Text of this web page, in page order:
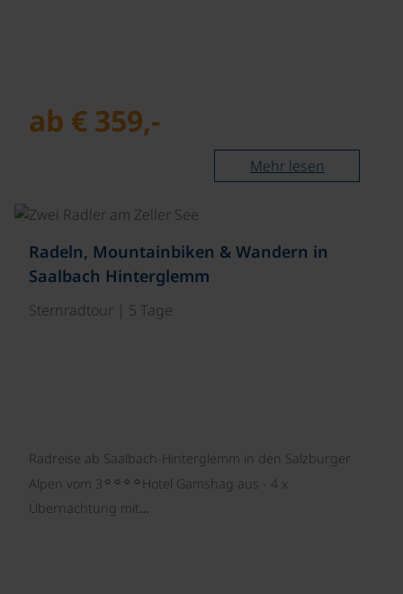
ab € 359,-
Mehr lesen
Radeln, Mountainbiken & Wandern in
Saalbach Hinterglemm
Sternradtour | 5 Tage
Radreise ab Saalbach-Hinterglemm in den Salzburger
Alpen vom 3☼☼☼☼ Hotel Gamshag aus - 4 x
Übernachtung mit…